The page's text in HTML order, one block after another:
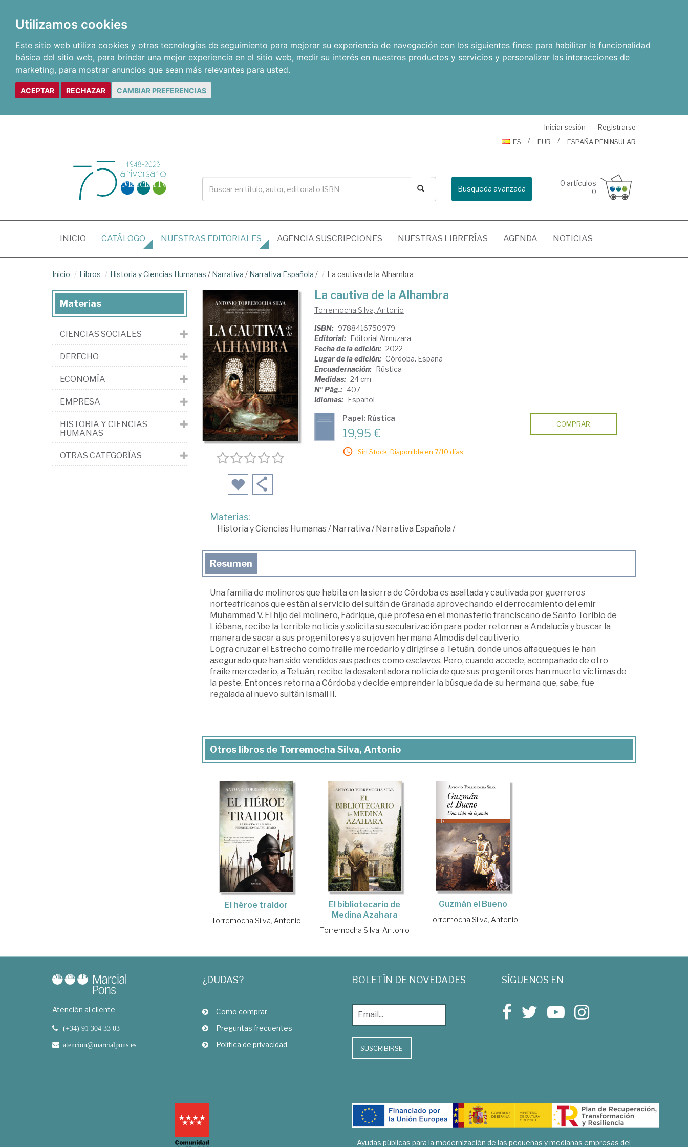
Utilizamos cookies
Este sitio web utiliza cookies y otras tecnologías de seguimiento para mejorar su experiencia de navegación con los siguientes fines: para habilitar la funcionalidad
básica del sitio web, para brindar una mejor experiencia en el sitio web, medir su interés en nuestros productos y servicios y personalizar las interacciones de
marketing, para mostrar anuncios que sean más relevantes para usted.
ACEPTAR RECHAZAR CAMBIAR PREFERENCIAS
Iniciar sesión
Registrarse
ES
EUR ESPAÑA PENINSULAR
Busqueda avanzada
0 artículos
0
INICIO (CURRENT)
CATÁLOGO NUESTRAS EDITORIALES AGENCIA SUSCRIPCIONES NUESTRAS LIBRERÍAS AGENDA NOTICIAS
Inicio Libros Historia y Ciencias Humanas / Narrativa / Narrativa Española / La cautiva de la Alhambra
La cautiva de la Alhambra
Torremocha Silva, Antonio
ISBN: 9788416750979
Editorial: Editorial Almuzara
Fecha de la edición: 2022
Lugar de la edición: Córdoba. España
Encuadernación: Rústica
Medidas: 24 cm
Nº Pág.: 407
Idiomas: Español
Papel: Rústica
19,95 €
Sin Stock. Disponible en 7/10 días.
COMPRAR
Materias:
Historia y Ciencias Humanas/Narrativa /Narrativa Española /
Resumen
Una familia de molineros que habita en la sierra de Córdoba es asaltada y cautivada por guerreros
norteafricanos que están al servicio del sultán de Granada aprovechando el derrocamiento del emir
Muhammad V. El hijo del molinero, Fadrique, que profesa en el monasterio franciscano de Santo Toribio de
Liébana, recibe la terrible noticia y solicita su secularización para poder retornar a Andalucía y buscar la
manera de sacar a sus progenitores y a su joven hermana Almodis del cautiverio.
Logra cruzar el Estrecho como fraile mercedario y dirigirse a Tetuán, donde unos alfaqueques le han
asegurado que han sido vendidos sus padres como esclavos. Pero, cuando accede, acompañado de otro
fraile mercedario, a Tetuán, recibe la desalentadora noticia de que sus progenitores han muerto víctimas de
la peste. Entonces retorna a Córdoba y decide emprender la búsqueda de su hermana que, sabe, fue
regalada al nuevo sultán Ismail II.
Otros libros de Torremocha Silva, Antonio
El héroe traidor
Torremocha Silva, Antonio
El bibliotecario de
Medina Azahara
Torremocha Silva, Antonio
Guzmán el Bueno
Torremocha Silva, Antonio
Materias
CIENCIAS SOCIALES
DERECHO
ECONOMÍA
EMPRESA
HISTORIA Y CIENCIAS
HUMANAS
OTRAS CATEGORÍAS
Atención al cliente
(+34) 91 304 33 03
atencion@marcialpons.es
¿DUDAS?
Como comprar
Preguntas frecuentes
Política de privacidad
BOLETÍN DE NOVEDADES
SUSCRIBIRSE
SÍGUENOS EN
Ayudas públicas para la modernización de las pequeñas y medianas empresas del